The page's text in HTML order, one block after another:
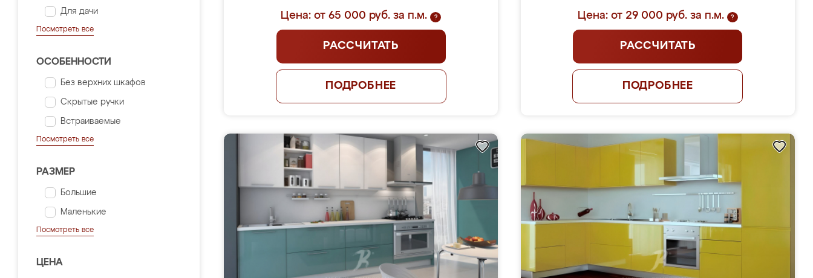
Для дачи
Посмотреть все
ОСОБЕННОСТИ
Без верхних шкафов
Скрытые ручки
Встраиваемые
Посмотреть все
РАЗМЕР
Большие
Маленькие
Посмотреть все
ЦЕНА
Цена: от 65 000 руб. за п.м. ?
РАССЧИТАТЬ
ПОДРОБНЕЕ
Цена: от 29 000 руб. за п.м. ?
РАССЧИТАТЬ
ПОДРОБНЕЕ